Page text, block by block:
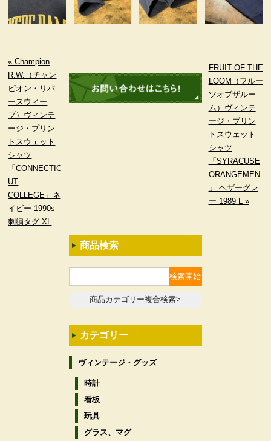
« Champion
R.W.（チャン
ピオン・リバ
ースウィー
ブ）ヴィンテ
ージ・プリン
トスウェット
シャツ
「CONNECTIC
UT
COLLEGE」ネ
イビー 1990s
刺繍タグ XL
FRUIT OF THE
LOOM（フルー
ツオブザルー
ム）ヴィンテ
ージ・プリン
トスウェット
シャツ
「SYRACUSE
ORANGEMEN
」 ヘザーグレ
ー 1989 L »
商品検索
商品カテゴリー複合検索>
カテゴリー
ヴィンテージ・グッズ
時計
看板
玩具
グラス、マグ